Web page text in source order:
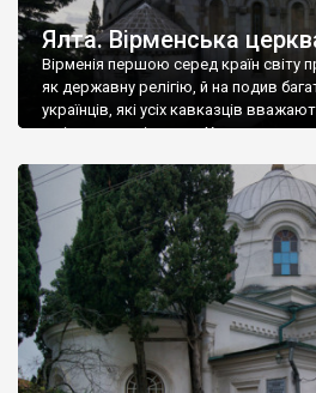
Ялта. Вірменська
Вірменія першою серед країн світу
як державну релігію, й на подив
українців, які усіх кавказців
є відданими вірянами Христа